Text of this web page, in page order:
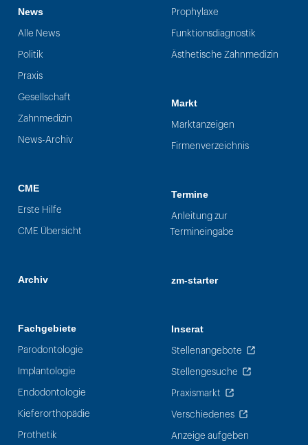
News
Alle News
Politik
Praxis
Gesellschaft
Zahnmedizin
News-Archiv
CME
Erste Hilfe
CME Übersicht
Archiv
Fachgebiete
Parodontologie
Implantologie
Endodontologie
Kieferorthopädie
Prothetik
Prophylaxe
Funktionsdiagnostik
Ästhetische Zahnmedizin
Markt
Marktanzeigen
Firmenverzeichnis
Termine
Anleitung zur
Termineingabe
zm-starter
Inserat
Stellenangebote
Stellengesuche
Praxismarkt
Verschiedenes
Anzeige aufgeben